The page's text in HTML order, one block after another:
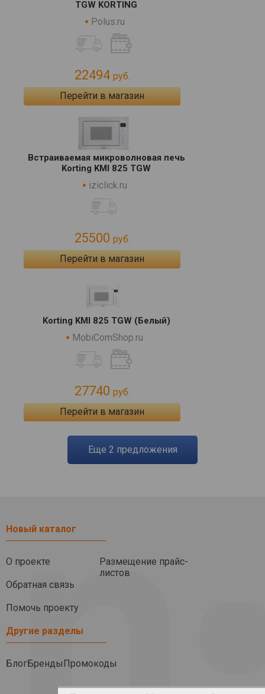
TGW KORTING
Polus.ru
22494 руб.
Перейти в магазин
Встраиваемая микроволновая печь
Korting KMI 825 TGW
iziclick.ru
25500 руб.
Перейти в магазин
Korting KMI 825 TGW (Белый)
MobiComShop.ru
27740 руб.
Перейти в магазин
eще 2 предложения
Новый каталог
О проекте
Обратная связь
Помочь проекту
Размещение прайс-
листов
Другие разделы
БлогБрендыПромокоды